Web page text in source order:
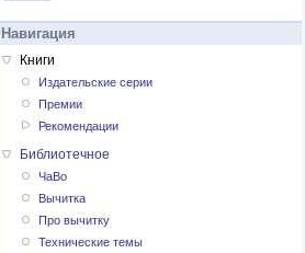
Навигация
Книги
Издательские серии
Премии
Рекомендации
Библиотечное
ЧаВо
Вычитка
Про вычитку
Технические темы